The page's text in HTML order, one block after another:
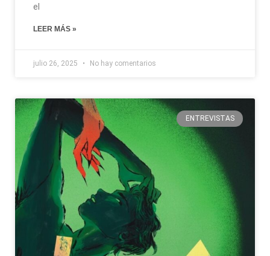
el
LEER MÁS »
julio 26, 2025 No hay comentarios
ENTREVISTAS